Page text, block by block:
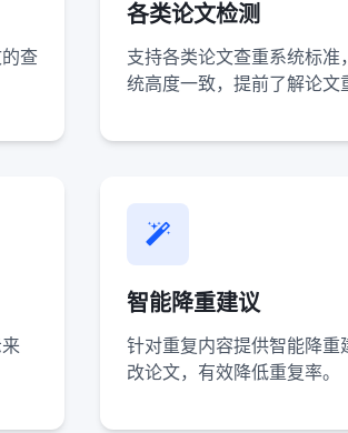
查
各类论文检测
支持各类论文查重系统标准
统高度一致，提前了解论文
智能降重建议
针对重复内容提供智能降重
改论文，有效降低重复率。